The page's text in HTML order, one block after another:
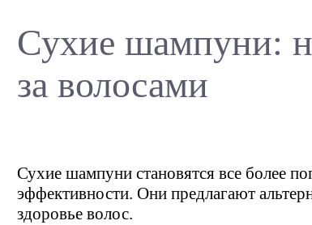
Сухие шампуни:
за волосами
Сухие шампуни становятся все более
эффективности. Они предлагают
здоровье волос.